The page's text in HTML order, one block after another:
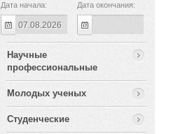
Дата начала: Дата окончания:
Научные
профессиональные
Молодых ученых
Студенческие